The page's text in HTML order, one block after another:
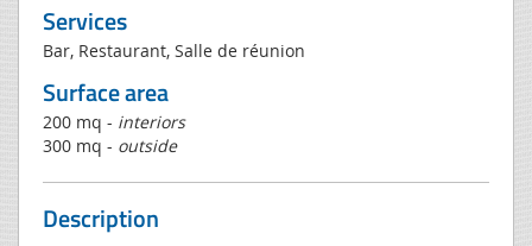
Services
Bar, Restaurant, Salle de réunion
Surface area
200 mq - interiors
300 mq - outside
Description